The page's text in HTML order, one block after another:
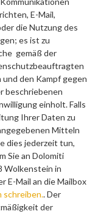
E-Mail,
die Nutzung des
es ist zu
gemäß der
den Kampf gegen
beschriebenen
einholt. Falls
Ihrer Daten zu
Mitteln
dies jederzeit tun,
Sie an Dolomiti
Wolkenstein in
E-Mail an die Mailbox
schreiben.. Der
der